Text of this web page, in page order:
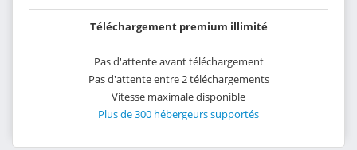
Téléchargement premium illimité
Pas d'attente avant téléchargement
Pas d'attente entre 2 téléchargements
Vitesse maximale disponible
Plus de 300 hébergeurs supportés